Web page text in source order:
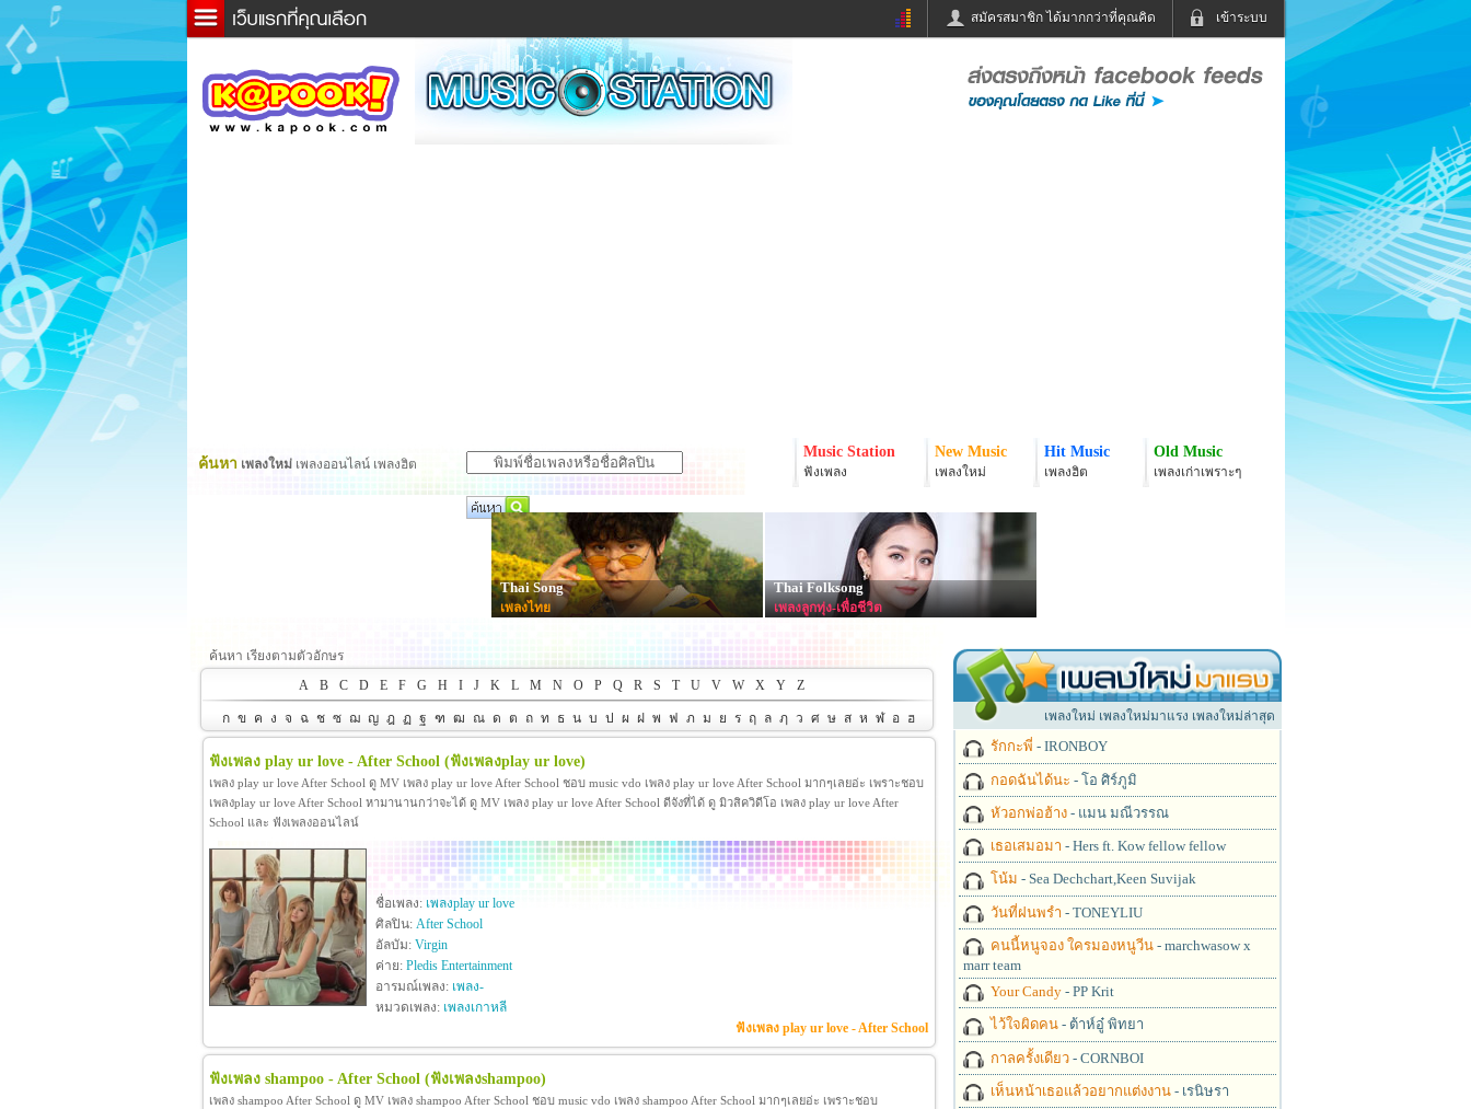
เข้าระบบ
สมัครสมาชิก ได้มากกว่าที่คุณคิด
ข่าวด่วน ข่าวสั้น
ละคร
หนังใหม่
ฟังวิทยุออนไลน์
หมากรุกไทย
Email
ค้นหา เพลงใหม่ เพลงออนไลน์ เพลงฮิต
Music Station
ฟังเพลง
New Music
เพลงใหม่
Hit Music
เพลงฮิต
Old Music
เพลงเก่าเพราะๆ
Thai Song
เพลงไทย
Thai Folksong
เพลงลูกทุ่ง-เพื่อชีวิต
ค้นหา เรียงตามตัวอักษร
A
B C D E F G H I J K L M N O P Q R S T U V W X Y Z
ก ข ค ง จ ฉ ช ซ ฌ ญ ฎ ฏ ฐ ฑ ฒ ณ ด ต ถ ท ธ น บ ป ผ ฝ พ ฟ ภ ม ย ร ฤ ล ฦ ว ศ ษ ส ห ฬ อ ฮ
ฟังเพลง play ur love - After School (ฟังเพลงplay ur love)
เพลง play ur love After School ดู MV เพลง play ur love After School ชอบ music vdo เพลง play ur love After School มากๆเลยอ่ะ เพราะชอบ
เพลงplay ur love After School หามานานกว่าจะได้ ดู MV เพลง play ur love After School ดีจังที่ได้ ดู มิวสิควิดีโอ เพลง play ur love After
School และ ฟังเพลงออนไลน์
ชื่อเพลง: เพลงplay ur love
ศิลปิน: After School
อัลบัม: Virgin
ค่าย: Pledis Entertainment
อารมณ์เพลง: เพลง-
หมวดเพลง: เพลงเกาหลี
ฟังเพลง play ur love - After School
ฟังเพลง shampoo - After School (ฟังเพลงshampoo)
เพลง shampoo After School ดู MV เพลง shampoo After School ชอบ music vdo เพลง shampoo After School มากๆเลยอ่ะ เพราะชอบ
เพลงใหม่ เพลงใหม่มาแรง เพลงใหม่ล่าสุด
รักกะพี่ - IRONBOY
กอดฉันได้นะ - โอ ศิร์ภูมิ
หัวอกพ่อฮ้าง- แมน มณีวรรณ
เธอเสมอมา - Hers ft. Kow fellow fellow
โน้ม - Sea Dechchart,Keen Suvijak
วันที่ฝนพรำ - TONEYLIU
คนนี้หนูจอง ใครมองหนูวีน- marchwasow x
marr team
Your Candy- PP Krit
ไว้ใจผิดคน- ต้าห์อู๋ พิทยา
กาลครั้งเดียว- CORNBOI
เห็นหน้าเธอแล้วอยากแต่งงาน- เรนิษรา